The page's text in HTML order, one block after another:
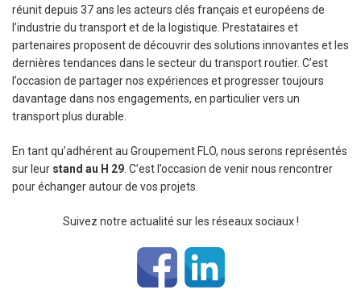
réunit depuis 37 ans les acteurs clés français et européens de
l’industrie du transport et de la logistique. Prestataires et
partenaires proposent de découvrir des solutions innovantes et les
dernières tendances dans le secteur du transport routier. C’est
l’occasion de partager nos expériences et progresser toujours
davantage dans nos engagements, en particulier vers un
transport plus durable.
En tant qu’adhérent au Groupement FLO, nous serons représentés
sur leur stand au H 29 . C’est l’occasion de venir nous rencontrer
pour échanger autour de vos projets.
Suivez notre actualité sur les réseaux sociaux !